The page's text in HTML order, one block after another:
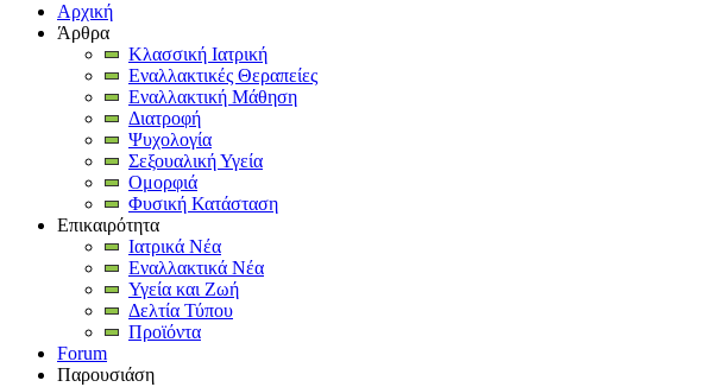
Αρχική
Άρθρα
Κλασσική Ιατρική
Εναλλακτικές Θεραπείες
Εναλλακτική Μάθηση
Διατροφή
Ψυχολογία
Σεξουαλική Υγεία
Ομορφιά
Φυσική Κατάσταση
Επικαιρότητα
Ιατρικά Νέα
Εναλλακτικά Νέα
Υγεία και Ζωή
Δελτία Τύπου
Προϊόντα
Forum
Παρουσιάση